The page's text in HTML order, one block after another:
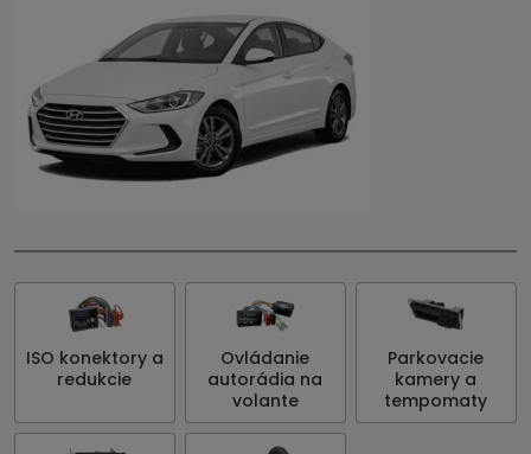
ISO konektory a
redukcie
Ovládanie
autorádia na
volante
Parkovacie
kamery a
tempomaty